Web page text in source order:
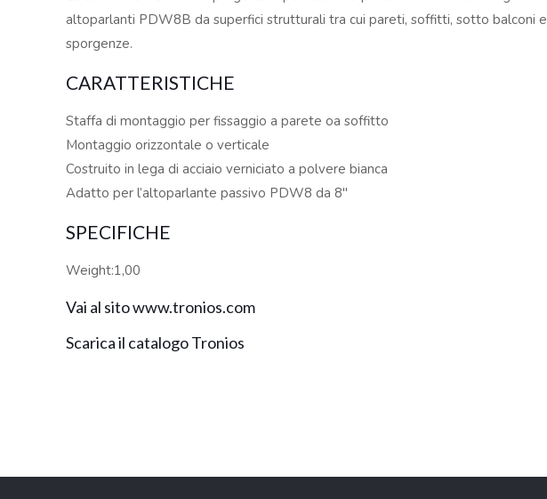
altoparlanti PDW8B da superfici strutturali tra cui pareti, soffitti, sotto balconi e
sporgenze.
CARATTERISTICHE
Staffa di montaggio per fissaggio a parete oa soffitto
Montaggio orizzontale o verticale
Costruito in lega di acciaio verniciato a polvere bianca
Adatto per l’altoparlante passivo PDW8 da 8″
SPECIFICHE
Weight:1,00
Vai al sito www.tronios.com
Scarica il catalogo Tronios